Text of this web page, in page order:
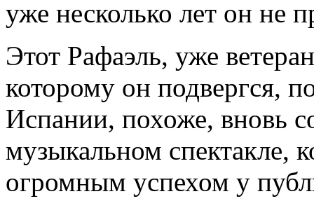
уже несколько лет он не
Этот Рафаэль, уже
которому он подвергся,
Испании, похоже, вновь
музыкальном спектакле,
огромным успехом у